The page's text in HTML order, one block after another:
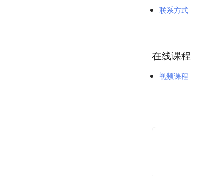
联系方式
在线课程
视频课程